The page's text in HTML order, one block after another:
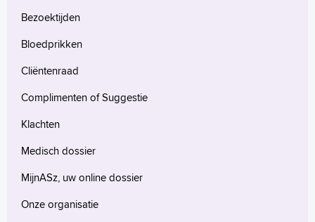
Bezoektijden
Bloedprikken
Cliëntenraad
Complimenten of Suggestie
Klachten
Medisch dossier
MijnASz, uw online dossier
Onze organisatie